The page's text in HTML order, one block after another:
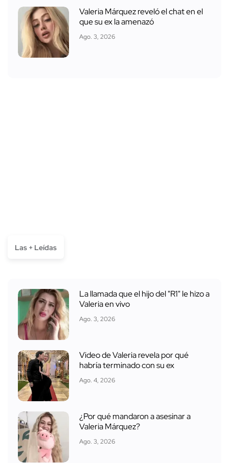
Valeria Márquez reveló el chat en el
que su ex la amenazó
Ago. 3, 2026
Las + Leídas
La llamada que el hijo del "R1" le hizo a
Valeria en vivo
Ago. 3, 2026
Video de Valeria revela por qué
habría terminado con su ex
Ago. 4, 2026
¿Por qué mandaron a asesinar a
Valeria Márquez?
Ago. 3, 2026